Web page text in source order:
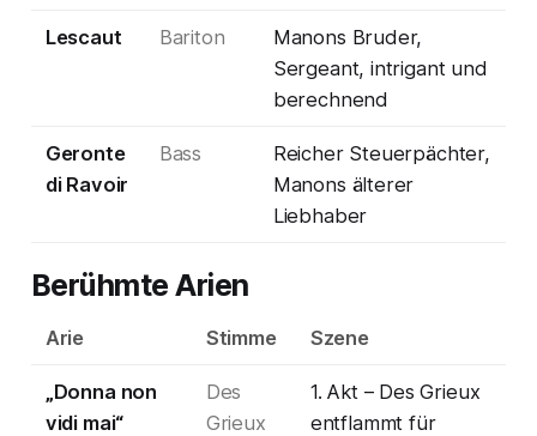
Lescaut Bariton
Manons Bruder,
Sergeant, intrigant und
berechnend
Geronte
di Ravoir
Bass
Reicher Steuerpächter,
Manons älterer
Liebhaber
Berühmte Arien
Arie Stimme Szene
„Donna non
vidi mai“
Des
Grieux
1. Akt – Des Grieux
entflammt für